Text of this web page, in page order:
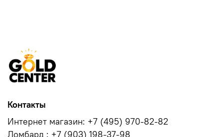
Контакты
Интернет магазин: +7 (495) 970-82-82
Ломбард : +7 (903) 198-37-98